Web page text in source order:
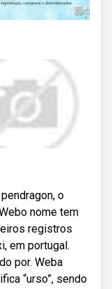
o
nome tem
registros
em portugal.
por. Weba
“urso”, sendo